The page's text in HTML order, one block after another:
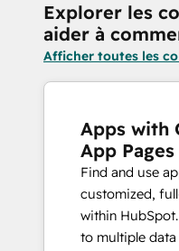
Explorer les
aider à
Afficher toutes les
Apps with
App Pages
Find and use
customized,
within
to multiple